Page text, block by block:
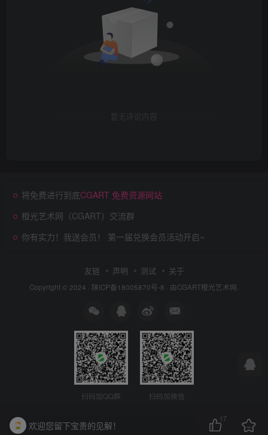
暂无评论内容
将免费进行到底CGART 免费资源网站
橙光艺术网（CGART）交流群
你有实力！我送会员！ 第一届兑换会员活动开启~
友链 声明 测试 关于
Copyright © 2024 · 陕ICP备18005870号-8 · 由CGART橙光艺术网.
扫码加QQ群 扫码加微信
欢迎您留下宝贵的见解！
17